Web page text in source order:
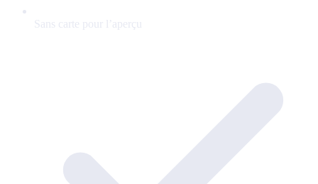
Sans carte pour l’aperçu